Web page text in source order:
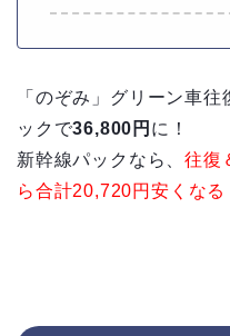
「のぞみ」グリーン車往
ックで36,800円 に！
新幹線パックなら、往復
ら合計20,720円安くなる